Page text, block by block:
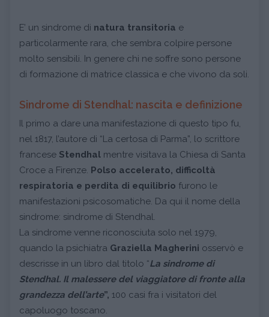
E’ un sindrome di natura transitoria e
particolarmente rara, che sembra colpire persone
molto sensibili. In genere chi ne soffre sono persone
di formazione di matrice classica e che vivono da soli.
Sindrome di Stendhal: nascita e definizione
Il primo a dare una manifestazione di questo tipo fu,
nel 1817, l’autore di “La certosa di Parma”, lo scrittore
francese Stendhal mentre visitava la Chiesa di Santa
Croce a Firenze. Polso accelerato, difficoltà
respiratoria e perdita di equilibrio furono le
manifestazioni psicosomatiche. Da qui il nome della
sindrome: sindrome di Stendhal.
La sindrome venne riconosciuta solo nel 1979,
quando la psichiatra Graziella Magherini osservò e
descrisse in un libro dal titolo “La sindrome di
Stendhal. Il malessere del viaggiatore di fronte alla
grandezza dell’arte”, 100 casi fra i visitatori del
capoluogo toscano.